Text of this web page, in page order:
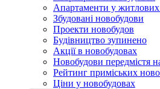
Апартаменти у
Збудовані новобудови
Проекти новобудов
Будівництво зупинено
Акції в новобудовах
Новобудови передмістя
Рейтинг приміських
Ціни у новобудовах